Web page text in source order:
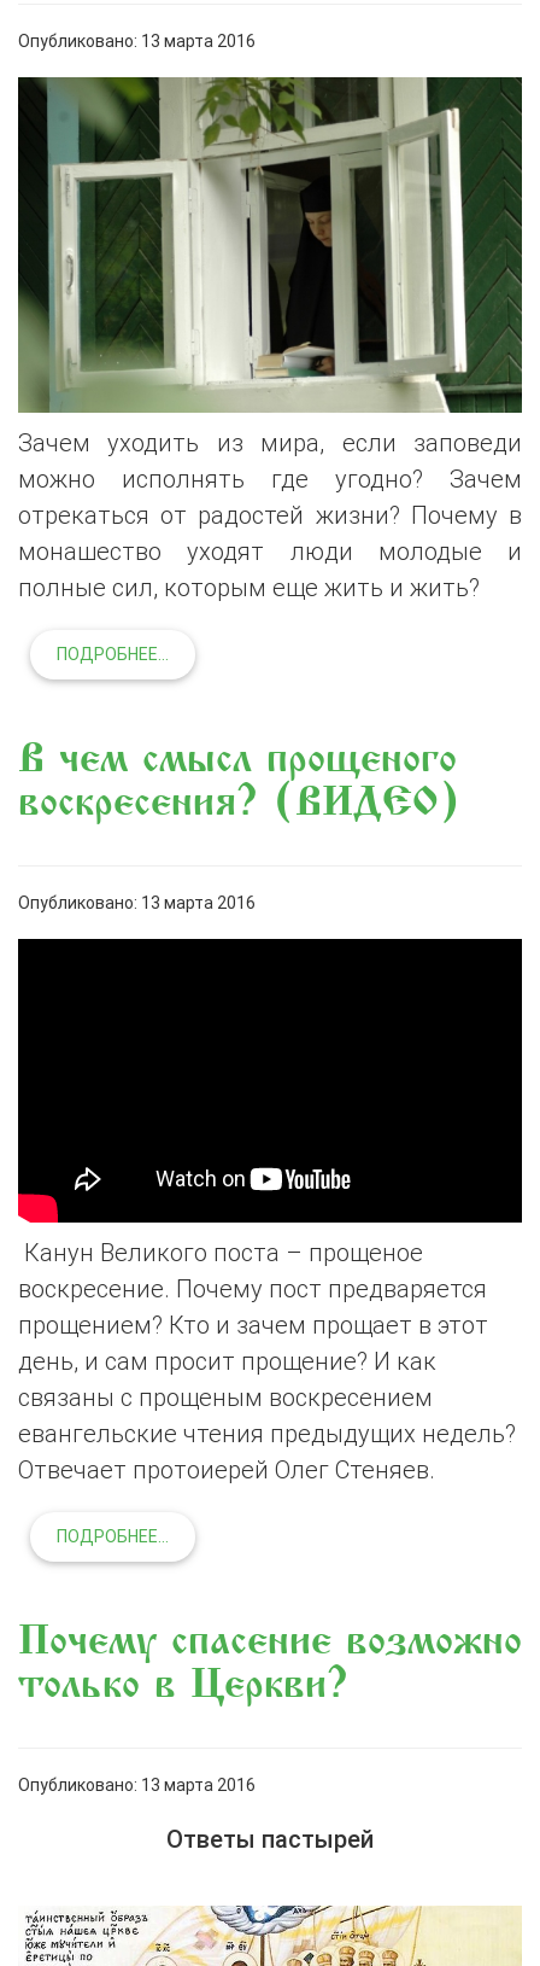
Опубликовано: 13 марта 2016
Зачем уходить из мира, если заповеди
можно исполнять где угодно? Зачем
отрекаться от радостей жизни? Почему в
монашество уходят люди молодые и
полные сил, которым еще жить и жить?
ПОДРОБНЕЕ...
В чем смысл прощеного
воскресения? (+ВИДЕО)
Опубликовано: 13 марта 2016
Канун Великого поста – прощеное
воскресение. Почему пост предваряется
прощением? Кто и зачем прощает в этот
день, и сам просит прощение? И как
связаны с прощеным воскресением
евангельские чтения предыдущих недель?
Отвечает протоиерей Олег Стеняев.
ПОДРОБНЕЕ...
Почему спасение возможно
только в Церкви?
Опубликовано: 13 марта 2016
Ответы пастырей